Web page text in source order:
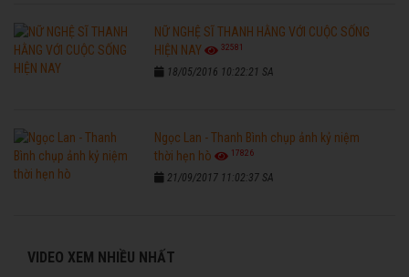
NỮ NGHỆ SĨ THANH HẰNG VỚI CUỘC SỐNG
HIỆN NAY
32581
18/05/2016 10:22:21 SA
Ngọc Lan - Thanh Bình chụp ảnh kỷ niệm
thời hẹn hò
17826
21/09/2017 11:02:37 SA
VIDEO XEM NHIỀU NHẤT